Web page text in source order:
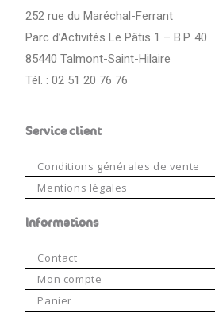
252 rue du Maréchal-Ferrant
Parc d’Activités Le Pâtis 1 – B.P. 40
85440 Talmont-Saint-Hilaire
Tél. : 02 51 20 76 76
Service client
Conditions générales de vente
Mentions légales
Informations
Contact
Mon compte
Panier